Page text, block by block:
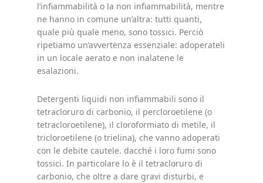
l’infiammabilità o la non infiammabilità, mentre
ne hanno in comune un’altra: tutti quanti,
quale più quale meno, sono tossici. Perciò
ripetiamo un’avvertenza essenziale: adoperateli
in un locale aerato e non inalatene le
esalazioni.
Detergenti liquidi non infiammabili sono il
tetracloruro di carbonio, il percloroetilene (o
tetracloroetilene), il cloroformiato di metile, il
tricloroetilene (o trielina), che vanno adoperati
con le debite cautele. dacché i loro fumi sono
tossici. In particolare lo è il tetracloruro di
carbonio, che oltre a dare gravi disturbi, e